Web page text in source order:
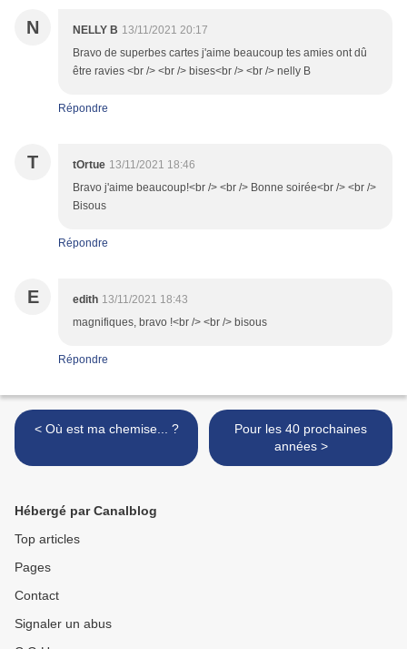
N NELLY B 13/11/2021 20:17
Bravo de superbes cartes j'aime beaucoup tes amies ont dû
être ravies <br /> <br /> bises<br /> <br /> nelly B
Répondre
T tOrtue 13/11/2021 18:46
Bravo j'aime beaucoup!<br /> <br /> Bonne soirée<br /> <br />
Bisous
Répondre
E edith 13/11/2021 18:43
magnifiques, bravo !<br /> <br /> bisous
Répondre
< Où est ma chemise... ?
Pour les 40 prochaines
années >
Hébergé par Canalblog
Top articles
Pages
Contact
Signaler un abus